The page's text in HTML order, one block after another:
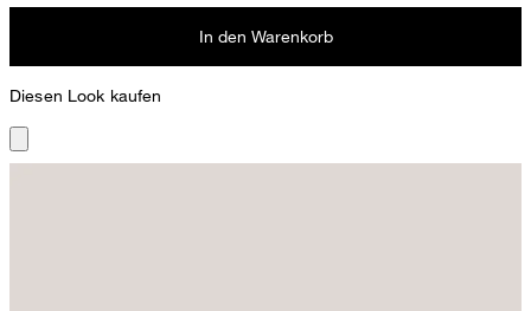
In den Warenkorb
Diesen Look kaufen